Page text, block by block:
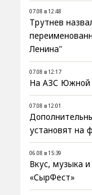
07.08 в 12:48
Трутнев
Ленина"
07.08 в 12:17
На АЗС Южной
07.08 в 12:01
установят на
06.08 в 15:39
Вкус, музыка
«СырФест»